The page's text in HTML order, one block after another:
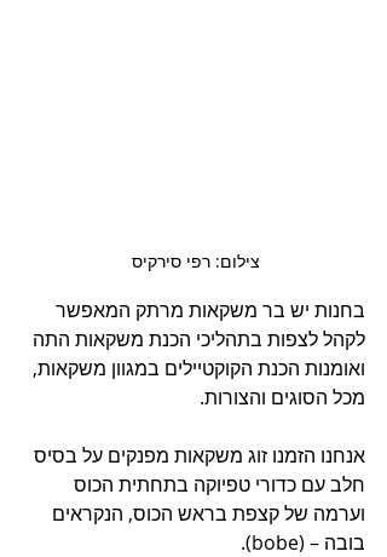
צילום: רפי סירקיס
בחנות יש בר משקאות מרתק המאפשר
לקהל לצפות בתהליכי הכנת משקאות התה
ואומנות הכנת הקוקטיילים במגוון משקאות,
מכל הסוגים והצורות.
אנחנו הזמנו זוג משקאות מפנקים על בסיס
חלב עם כדורי טפיוקה בתחתית הכוס
וערמה של קצפת בראש הכוס, הנקראים
בובה – (bobe).